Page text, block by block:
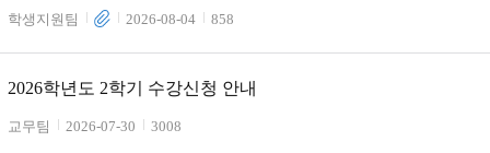
및 복학, 자퇴 안내
학생지원팀 2026-08-04 858
2026학년도 2학기 수강신청 안내
교무팀 2026-07-30 3008